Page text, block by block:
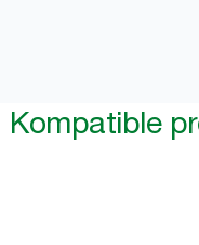
Kompatible